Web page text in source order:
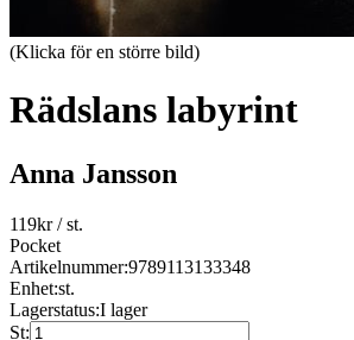
(Klicka för en större bild)
Rädslans labyrint
Anna Jansson
119kr/ st.
Pocket
Artikelnummer:9789113133348
Enhet:st.
Lagerstatus:I lager
St: